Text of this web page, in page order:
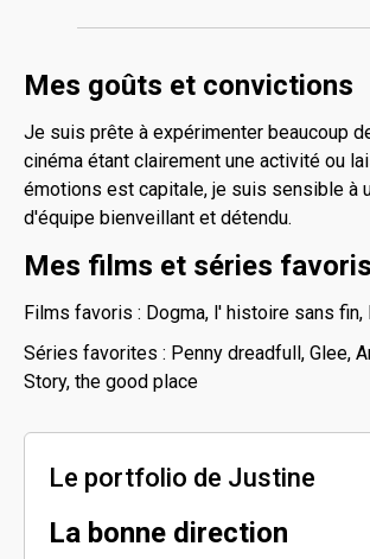
Mes goûts et convictions
Je suis prête à expérimenter beaucoup
cinéma étant clairement une activité ou
émotions est capitale, je suis sensible à
d'équipe bienveillant et détendu.
Mes films et séries favoris
Films favoris : Dogma, l' histoire sans fin,
Séries favorites : Penny dreadfull, Glee,
Story, the good place
Le portfolio de Justine
La bonne direction